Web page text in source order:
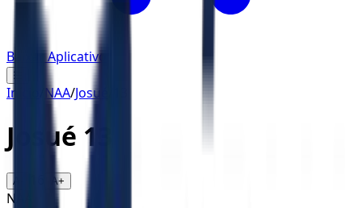
Baixar Aplicativo
☰
Início NAA/Josué
Josué 13
A- A+
NAA